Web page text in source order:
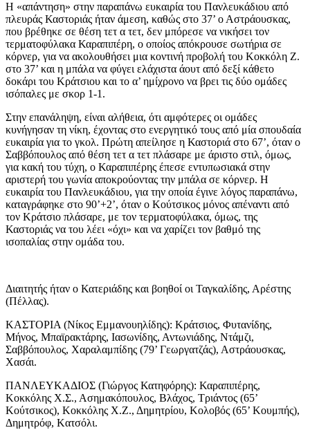
Η «απάντηση» στην παραπάνω ευκαιρία του Πανλευκάδιου από
πλευράς Καστοριάς ήταν άμεση, καθώς στο 37’ ο Αστράουσκας,
που βρέθηκε σε θέση τετ α τετ, δεν μπόρεσε να νικήσει τον
τερματοφύλακα Καραπιπέρη, ο οποίος απόκρουσε σωτήρια σε
κόρνερ, για να ακολουθήσει μια κοντινή προβολή του Κοκκόλη Ζ.
στο 37’ και η μπάλα να φύγει ελάχιστα άουτ από δεξί κάθετο
δοκάρι του Κράτσιου και το α’ ημίχρονο να βρει τις δύο ομάδες
ισόπαλες με σκορ 1-1.
Στην επανάληψη, είναι αλήθεια, ότι αμφότερες οι ομάδες
κυνήγησαν τη νίκη, έχοντας στο ενεργητικό τους από μία σπουδαία
ευκαιρία για το γκολ. Πρώτη απείλησε η Καστοριά στο 67’, όταν ο
Σαββόπουλος από θέση τετ α τετ πλάσαρε με άριστο στιλ, όμως,
για κακή του τύχη, ο Καραπιπέρης έπεσε εντυπωσιακά στην
αριστερή του γωνία αποκρούοντας την μπάλα σε κόρνερ. Η
ευκαιρία του Πανλευκάδιου, για την οποία έγινε λόγος παραπάνω,
καταγράφηκε στο 90’+2’, όταν ο Κούτσικος μόνος απέναντι από
τον Κράτσιο πλάσαρε, με τον τερματοφύλακα, όμως, της
Καστοριάς να του λέει «όχι» και να χαρίζει τον βαθμό της
ισοπαλίας στην ομάδα του.
Διαιτητής ήταν ο Κατεριάδης και βοηθοί οι Ταγκαλίδης, Αρέστης
(Πέλλας).
ΚΑΣΤΟΡΙΑ (Νίκος Εμμανουηλίδης): Κράτσιος, Φυτανίδης,
Μήνος, Μπαϊρακτάρης, Ιασωνίδης, Αντωνιάδης, Ντάμζι,
Σαββόπουλος, Χαραλαμπίδης (79’ Γεωργατζάς), Αστράουσκας,
Χασάι.
ΠΑΝΛΕΥΚΑΔΙΟΣ (Γιώργος Κατηφόρης): Καραπιπέρης,
Κοκκόλης Χ.Σ., Ασημακόπουλος, Βλάχος, Τριάντος (65’
Κούτσικος), Κοκκόλης Χ.Ζ., Δημητρίου, Κολοβός (65’ Κουμπής),
Δημητρόφ, Kατσόλι.